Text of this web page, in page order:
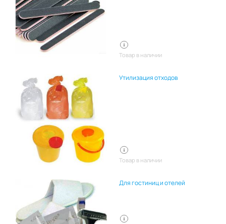
Товар в наличии
Утилизация отходов
Товар в наличии
Для гостиниц и отелей